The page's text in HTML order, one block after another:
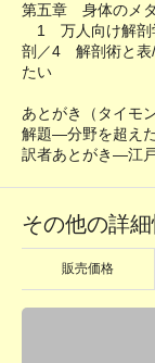
第五章 身体のメ
1 万人向け解剖
剖／4 解剖術と
たい
あとがき（タイモ
解題―分野を超え
訳者あとがき―江
その他の詳
販売価格